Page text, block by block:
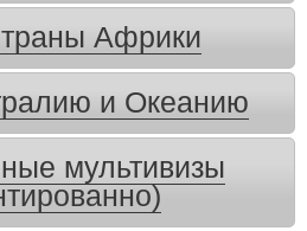
Африки
и Океанию
мультивизы